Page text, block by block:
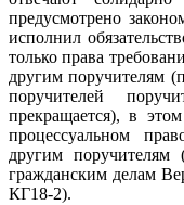
предусмотрено
исполнил
только права
другим поручителям
поручителей
прекращается), в
процессуальном
другим поручителям
гражданским делам
КГ18-2).